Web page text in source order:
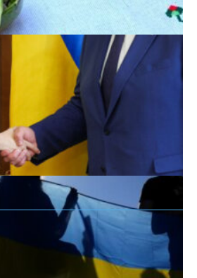
valutar: 07 Aug 2026